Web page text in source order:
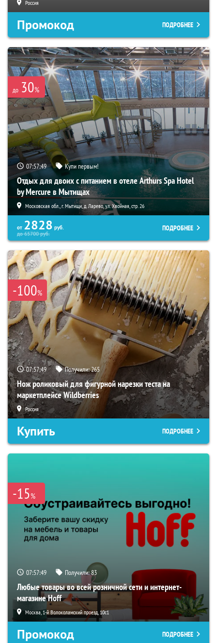
Россия
Промокод ПОДРОБНЕЕ
до 30%
07:57:48 Купи первым!
Отдых для двоих с питанием в отеле Arthurs Spa Hotel
by Mercure в Мытищах
Московская обл., г. Мытищи, д. Ларево, ул. Хвойная, стр. 26
от 2828 руб.
до65700руб.
ПОДРОБНЕЕ
-100%
07:57:48 Получили:265
Нож роликовый для фигурной нарезки теста на
маркетплейсе Wildberries
Россия
Купить ПОДРОБНЕЕ
-15%
07:57:48 Получили:83
Любые товары во всей розничной сети и интернет-
магазине Hoff
Москва, 1-й Волоколамский проезд, 10с1
Промокод ПОДРОБНЕЕ